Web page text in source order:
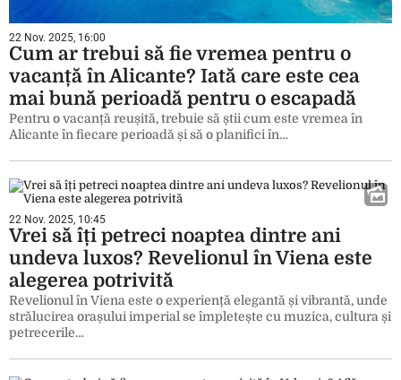
22 Nov. 2025, 16:00
Cum ar trebui să fie vremea pentru o
vacanță în Alicante? Iată care este cea
mai bună perioadă pentru o escapadă
Pentru o vacanță reușită, trebuie să știi cum este vremea în
Alicante în fiecare perioadă și să o planifici în…
22 Nov. 2025, 10:45
Vrei să îți petreci noaptea dintre ani
undeva luxos? Revelionul în Viena este
alegerea potrivită
Revelionul în Viena este o experiență elegantă și vibrantă, unde
strălucirea orașului imperial se împletește cu muzica, cultura și
petrecerile…